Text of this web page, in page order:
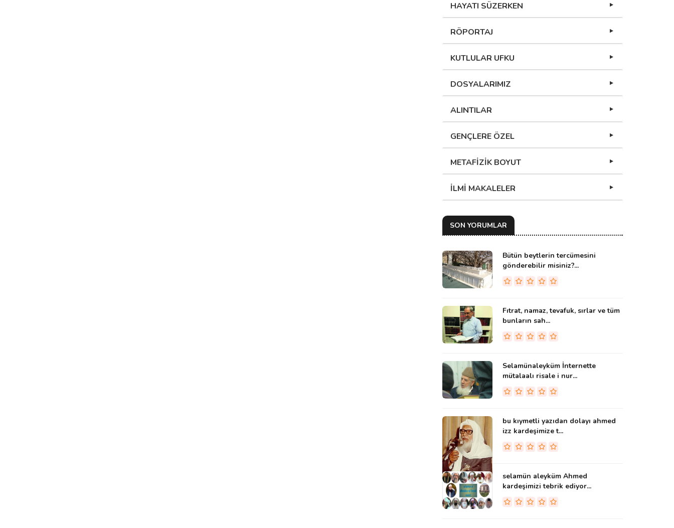
HAYATI SÜZERKEN
RÖPORTAJ
KUTLULAR UFKU
DOSYALARIMIZ
ALINTILAR
GENÇLERE ÖZEL
METAFİZİK BOYUT
İLMİ MAKALELER
SON YORUMLAR
Bütün beytlerin tercümesini
gönderebilir misiniz?...
Fıtrat, namaz, tevafuk, sırlar ve tüm
bunların sah...
Selamünaleyküm İnternette
mütalaalı risale i nur...
bu kıymetli yazıdan dolayı ahmed
izz kardeşimize t...
selamün aleyküm Ahmed
kardeşimizi tebrik ediyor...